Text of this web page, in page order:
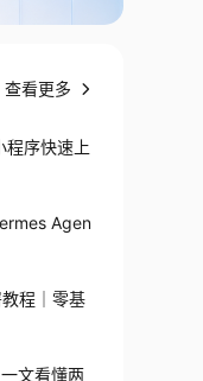
查看更多
程序快速上
Agen
程｜零基
文看懂两